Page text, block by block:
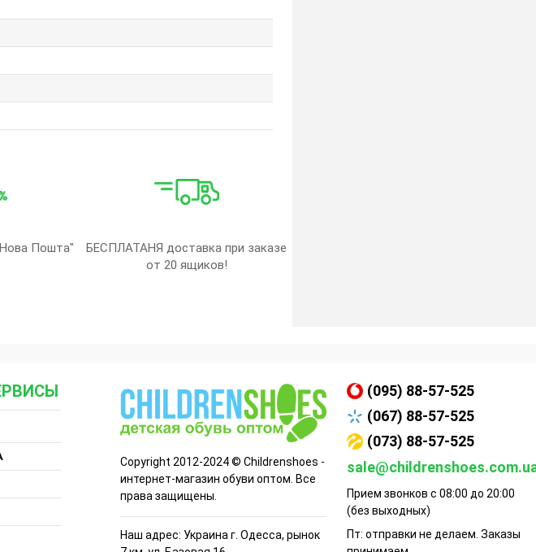
Пошта"
БЕСПЛАТАНЯ доставка при заказе
от 20 ящиков!
Copyright 2012-2024 © Childrenshoes -
интернет-магазин обуви оптом. Все
права защищены.
Наш адрес: Украина г. Одесса, рынок
(095) 88-57-525
(067) 88-57-525
(073) 88-57-525
Прием звонков с 08:00 до 20:00
(без выходных)
Пт: отправки не делаем. Заказы